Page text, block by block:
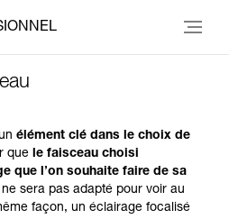
élément clé dans le choix de
que le faisceau choisi
que l’on souhaite faire de sa
sera pas adapté pour voir au
façon, un éclairage focalisé